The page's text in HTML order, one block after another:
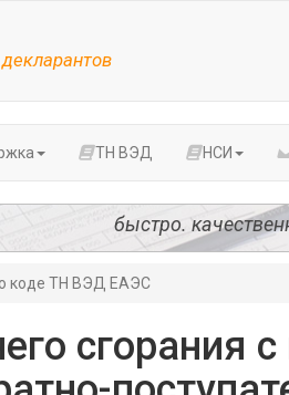
ТН ВЭД НСИ
быстро.
коде ТН ВЭД ЕАЭС
сгорания